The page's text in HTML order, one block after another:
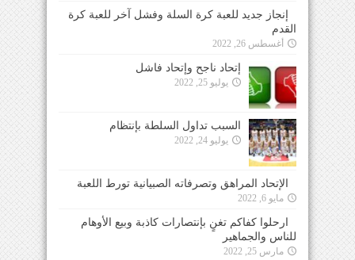
إنجاز جديد للعبة كرة السلة وفشل آخر للعبة كرة
القدم
أغسطس 26, 2022
إتحاد ناجح وإتحاد فاشل
يوليو 25, 2022
السبب تداول السلطة بإنتظام
يوليو 24, 2022
الإتحاد المراهق وتصرفاته الصبيانية تورط اللعبة
مايو 6, 2022
ارحلوا كفاكم تغنٍ بإنتصارات كاذبة وبيع الأوهام
للناس والجماهير
مارس 25, 2022